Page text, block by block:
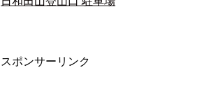
スポンサーリンク